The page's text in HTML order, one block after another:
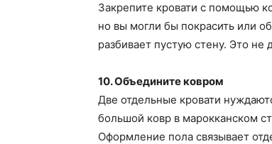
Закрепите кровати с помощью
но вы могли бы покрасить или
разбивает пустую стену. Это не
10. Объедините ковром
Две отдельные кровати
большой ковр в марокканском
Оформление пола связывает